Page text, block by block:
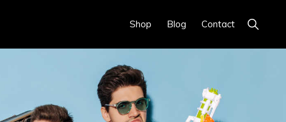
Shop Blog Contact Show
Search